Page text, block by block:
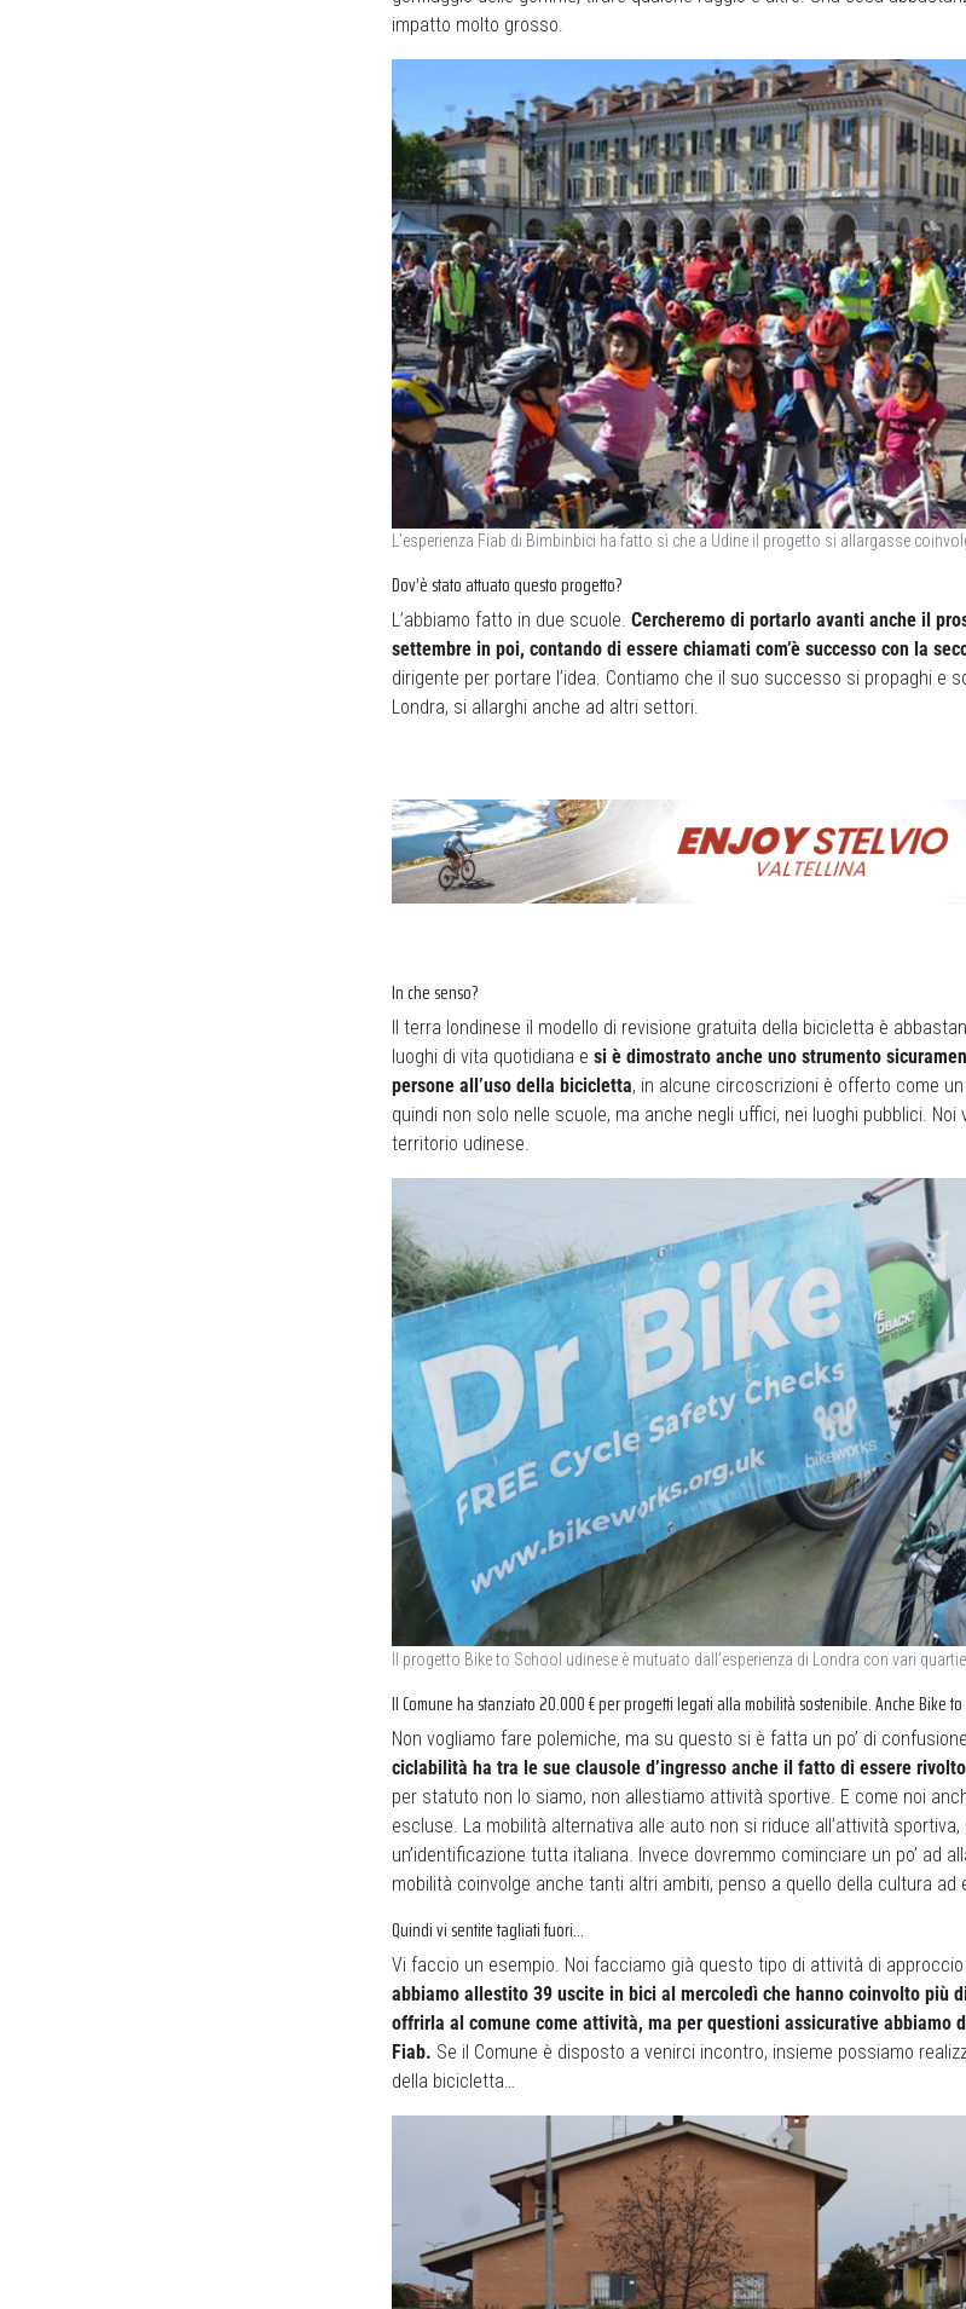
impatto molto grosso.
L’esperienza Fiab di Bimbinbici ha fatto sì che a Udine il progetto si allargasse
Dov’è stato attuato questo progetto?
L’abbiamo fatto in due scuole. Cercheremo di portarlo avanti anche il
settembre in poi, contando di essere chiamati com’è successo con la
dirigente per portare l’idea. Contiamo che il suo successo si propaghi e
Londra, si allarghi anche ad altri settori.
In che senso?
Il terra londinese il modello di revisione gratuita della bicicletta è
luoghi di vita quotidiana e si è dimostrato anche uno strumento
persone all’uso della bicicletta, in alcune circoscrizioni è offerto come
quindi non solo nelle scuole, ma anche negli uffici, nei luoghi pubblici.
territorio udinese.
Il progetto Bike to School udinese è mutuato dall’esperienza di Londra con vari
Il Comune ha stanziato 20.000 € per progetti legati alla mobilità sostenibile. Anche Bike
Non vogliamo fare polemiche, ma su questo si è fatta un po’ di
ciclabilità ha tra le sue clausole d’ingresso anche il fatto di essere
per statuto non lo siamo, non allestiamo attività sportive. E come noi
escluse. La mobilità alternativa alle auto non si riduce all’attività
un’identificazione tutta italiana. Invece dovremmo cominciare un po’ ad
mobilità coinvolge anche tanti altri ambiti, penso a quello della cultura ad
Quindi vi sentite tagliati fuori…
Vi faccio un esempio. Noi facciamo già questo tipo di attività di
abbiamo allestito 39 uscite in bici al mercoledì che hanno coinvolto più
offrirla al comune come attività, ma per questioni assicurative abbiamo
Fiab. Se il Comune è disposto a venirci incontro, insieme possiamo
della bicicletta…